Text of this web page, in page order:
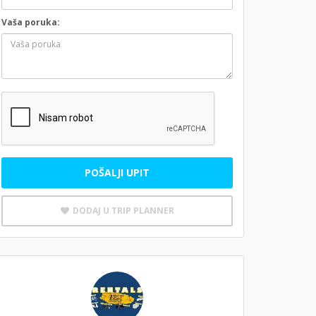
Vaša poruka:
POŠALJI UPIT
DODAJ U TRIP PLANNER